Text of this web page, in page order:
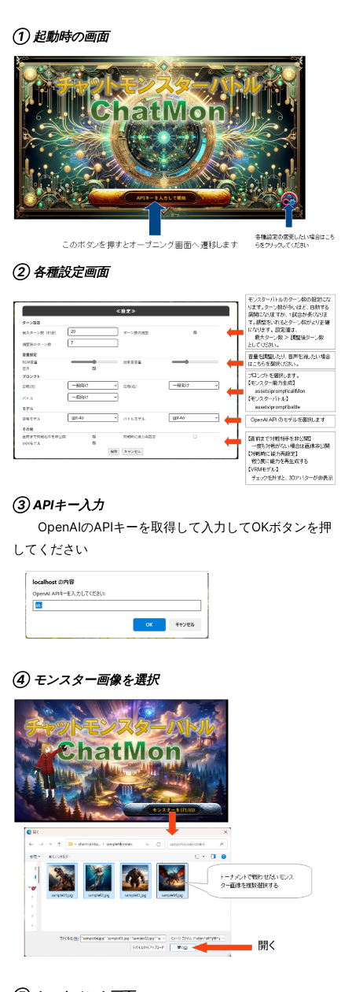
① 起動時の画面
② 各種設定画面
③ APIキー入力
OpenAIのAPIキーを取得して入力してOKボタンを押
してください
④ モンスター画像を選択